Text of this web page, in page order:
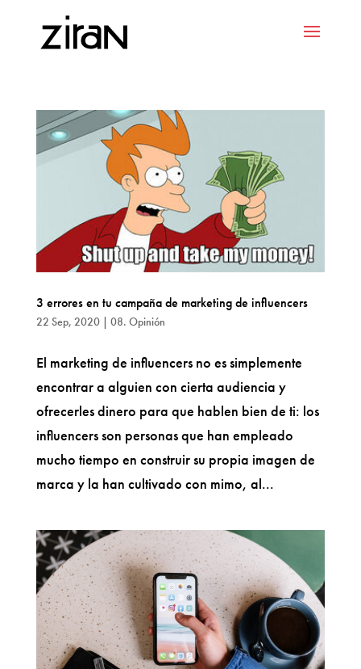
3 errores en tu campaña de marketing de influencers
22 Sep, 2020| 08. Opinión
El marketing de influencers no es simplemente
encontrar a alguien con cierta audiencia y
ofrecerles dinero para que hablen bien de ti: los
influencers son personas que han empleado
mucho tiempo en construir su propia imagen de
marca y la han cultivado con mimo, al...